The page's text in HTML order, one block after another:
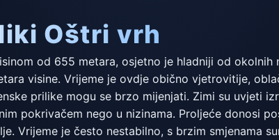
Oštri vrh
od 655 metara, osjetno je hladniji od okolnih
visine. Vrijeme je ovdje obično vjetrovitije,
prilike mogu se brzo mijenjati. Zimi su uvjeti
pokrivačem nego u nizinama. Proljeće donosi
Vrijeme je često nestabilno, s brzim smjenama